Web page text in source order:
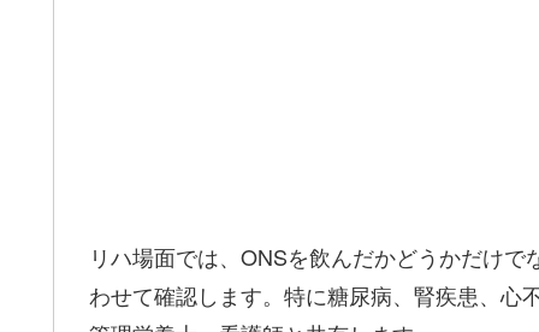
リハ場面では、ONSを飲んだかどうかだけ
わせて確認します。特に糖尿病、腎疾患、心